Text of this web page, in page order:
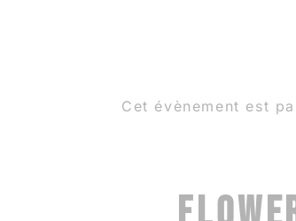
Cet évènement est